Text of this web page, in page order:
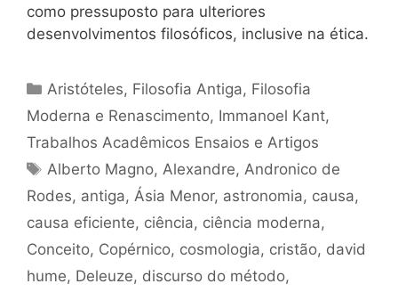
como pressuposto para ulteriores
desenvolvimentos filosóficos, inclusive na ética.
Categorias
Aristóteles, Filosofia Antiga, Filosofia
Moderna e Renascimento, Immanoel Kant,
Trabalhos Acadêmicos Ensaios e Artigos
Tags
Alberto Magno,Alexandre,Andronico de
Rodes, antiga, Ásia Menor, astronomia, causa,
causa eficiente, ciência, ciência moderna,
Conceito, Copérnico, cosmologia, cristão, david
hume, Deleuze, discurso do método,